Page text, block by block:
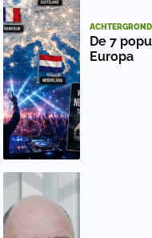
De 7
Europa